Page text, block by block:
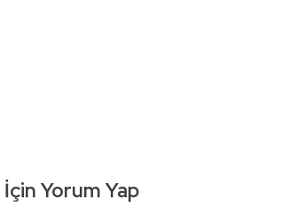
İçin Yorum Yap